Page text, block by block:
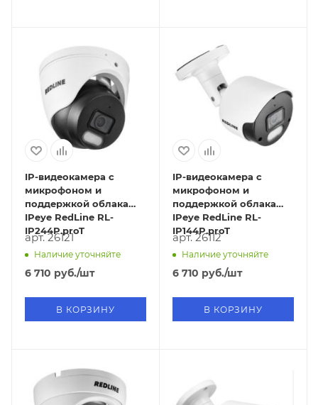
IP-видеокамера с
микрофоном и
поддержкой облака
IPeye RedLine RL-
IP244P.proT
арт. 26121
Наличие уточняйте
6 710 руб./шт
В КОРЗИНУ
IP-видеокамера с
микрофоном и
поддержкой облака
IPeye RedLine RL-
IP144P.proT
арт. 26112
Наличие уточняйте
6 710 руб./шт
В КОРЗИНУ